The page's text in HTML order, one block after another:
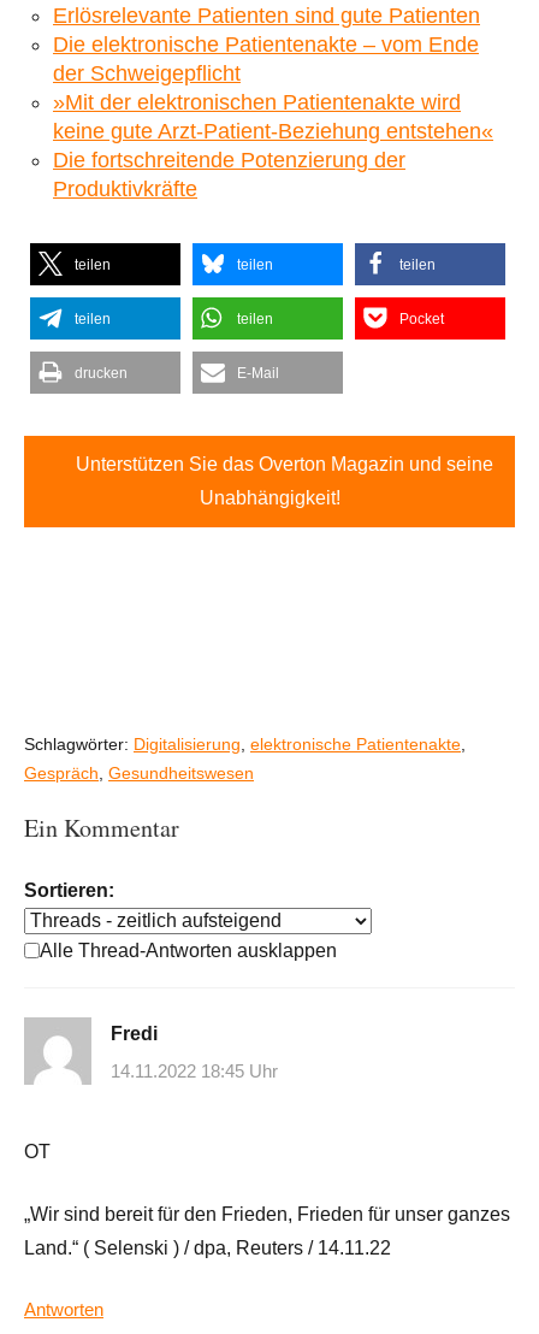
Erlösrelevante Patienten sind gute Patienten
Die elektronische Patientenakte – vom Ende
der Schweigepflicht
»Mit der elektronischen Patientenakte wird
keine gute Arzt-Patient-Beziehung entstehen«
Die fortschreitende Potenzierung der
Produktivkräfte
teilen teilen teilen
teilen teilen Pocket
drucken E-Mail
Unterstützen Sie das Overton Magazin und seine
Unabhängigkeit!
Schlagwörter: Digitalisierung elektronische Patientenakte
Gespräch Gesundheitswesen
Ein Kommentar
Sortieren:
Alle Thread-Antworten ausklappen
Fredi
14.11.2022 18:45 Uhr
OT
„Wir sind bereit für den Frieden, Frieden für unser ganzes
Land.“ ( Selenski ) / dpa, Reuters / 14.11.22
Antworten